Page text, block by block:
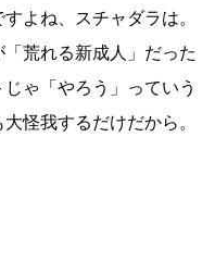
よね、スチャダラは。
荒れる新成人」だった
ゃ「やろう」っていう
怪我するだけだから。